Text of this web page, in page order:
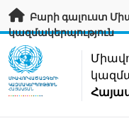
Անցնել հիմնական
Բարի գալուստ
կազմակերպություն
UN Logo
ՄԻԱՎՈՐՎԱԾ ԱԶԳԵՐԻ
ԿԱԶՄԱԿԵՐՊՈՒԹՅՈՒՆ
ՀԱՅԱՍՏԱՆ